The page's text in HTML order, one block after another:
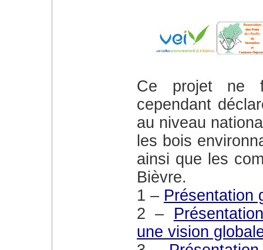
Ce projet ne fait pas l’unanimité, mais est
cependant
au niveau
les bois
ainsi que les
Bièvre.
1 – Présentation
2 –
une vision